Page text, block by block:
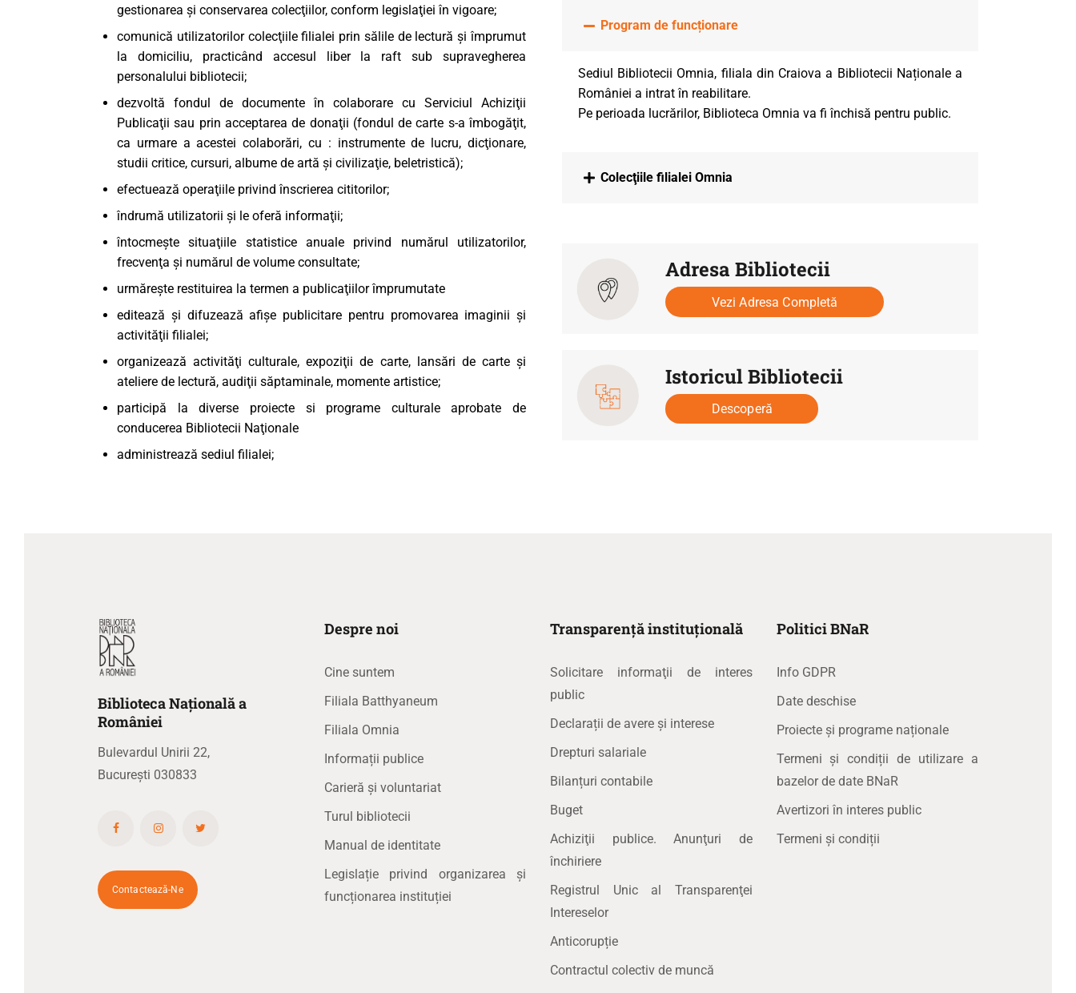
gestionarea şi conservarea colecţiilor, conform legislaţiei în vigoare;
comunică utilizatorilor colecţiile filialei prin sălile de lectură şi împrumut
la domiciliu, practicând accesul liber la raft sub supravegherea
personalului bibliotecii;
dezvoltă fondul de documente în colaborare cu Serviciul Achiziţii
Publicaţii sau prin acceptarea de donaţii (fondul de carte s-a îmbogăţit,
ca urmare a acestei colaborări, cu : instrumente de lucru, dicţionare,
studii critice, cursuri, albume de artă şi civilizaţie, beletristică);
efectuează operaţiile privind înscrierea cititorilor;
îndrumă utilizatorii şi le oferă informaţii;
întocmeşte situaţiile statistice anuale privind numărul utilizatorilor,
frecvenţa şi numărul de volume consultate;
urmăreşte restituirea la termen a publicaţiilor împrumutate
editează şi difuzează afişe publicitare pentru promovarea imaginii şi
activităţii filialei;
organizează activităţi culturale, expoziţii de carte, lansări de carte şi
ateliere de lectură, audiţii săptaminale, momente artistice;
participă la diverse proiecte si programe culturale aprobate de
conducerea Bibliotecii Naţionale
administrează sediul filialei;
Program de funcționare
Sediul Bibliotecii Omnia, filiala din Craiova a Bibliotecii Naționale a
României a intrat în reabilitare.
Pe perioada lucrărilor, Biblioteca Omnia va fi închisă pentru public.
Colecţiile filialei Omnia
Adresa Bibliotecii
Vezi Adresa Completă
Istoricul Bibliotecii
Descoperă
BibliotecaNaționalăa
României
Bulevardul Unirii 22,
București 030833
Contactează-Ne
Despre noi
Cine suntem
Filiala Batthyaneum
Filiala Omnia
Informații publice
Carieră și voluntariat
Turul bibliotecii
Manual de identitate
Legislație privind organizarea și
funcționarea instituției
Transparență instituțională
Solicitare informaţii de interes
public
Declarații de avere și interese
Drepturi salariale
Bilanțuri contabile
Buget
Achiziţii publice. Anunţuri de
închiriere
Registrul Unic al Transparenţei
Intereselor
Anticorupție
Contractul colectiv de muncă
Politici BNaR
Info GDPR
Date deschise
Proiecte și programe naționale
Termeni și condiții de utilizare a
bazelor de date BNaR
Avertizori în interes public
Termeni și condiții